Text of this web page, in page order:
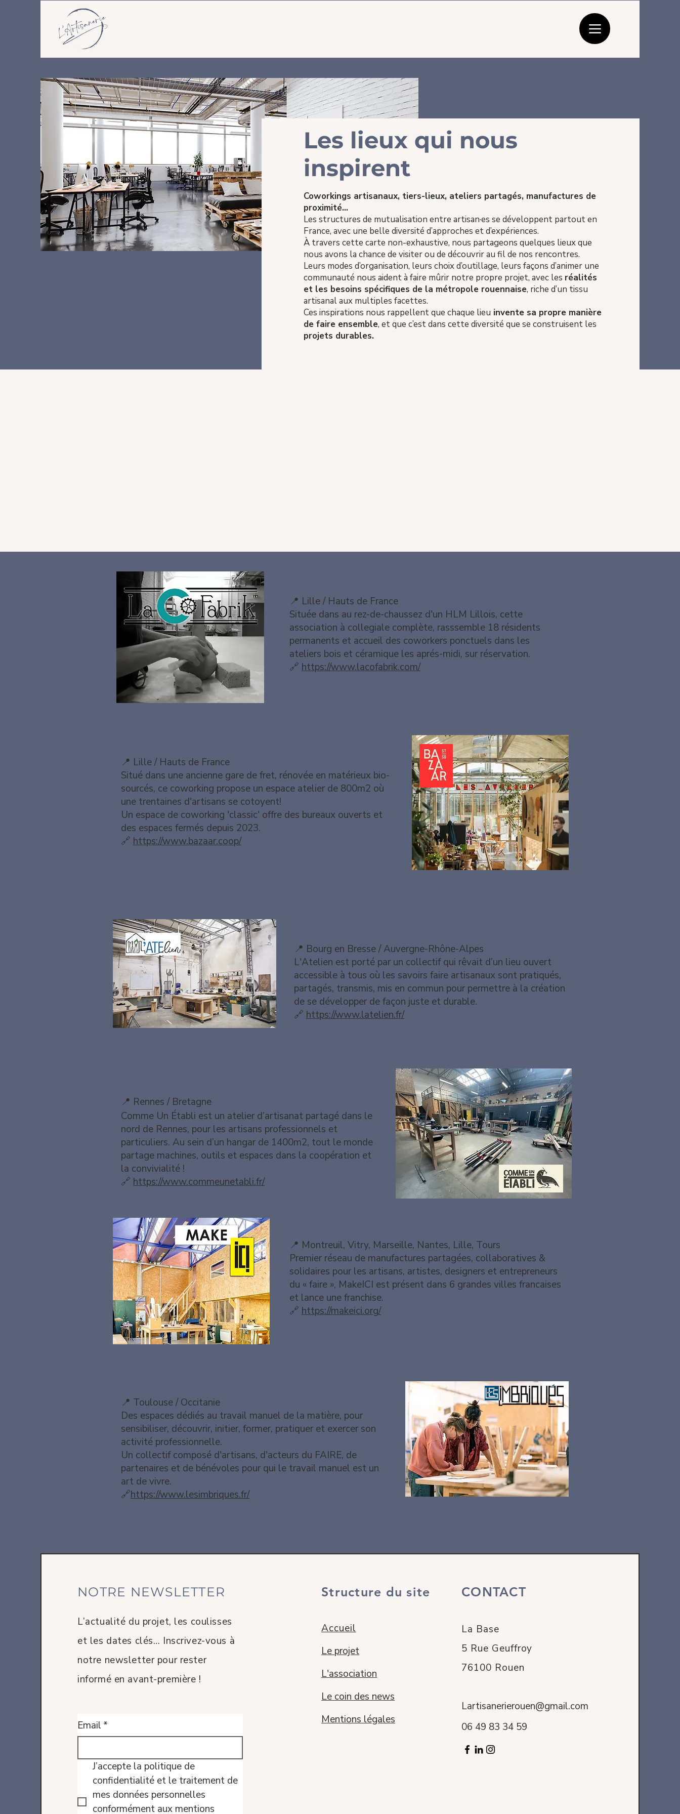
Les lieux qui nous
inspirent
Coworkings artisanaux, tiers-lieux, ateliers partagés, manufactures de
proximité...
Les structures de mutualisation entre artisan·es se développent partout en
France, avec une belle diversité d’approches et d’expériences.
À travers cette carte non-exhaustive, nous partageons quelques lieux que
nous avons la chance de visiter ou de découvrir au fil de nos rencontres.
Leurs modes d’organisation, leurs choix d’outillage, leurs façons d’animer une
communauté nous aident à faire mûrir notre propre projet, avec les réalités
et les besoins spécifiques de la métropole rouennaise, riche d’un tissu
artisanal aux multiples facettes.
Ces inspirations nous rappellent que chaque lieu invente sa propre manière
de faire ensemble, et que c’est dans cette diversité que se construisent les
projets durables.
📍 Lille / Hauts de France
Située dans au rez-de-chaussez d'un HLM Lillois, cette
association à collegiale complète, rasssemble 18 résidents
permanents et accueil des coworkers ponctuels dans les
ateliers bois et céramique les aprés-midi, sur réservation.
🔗 https://www.lacofabrik.com/
📍 Lille / Hauts de France
Situé dans une ancienne gare de fret, rénovée en matérieux bio-
sourcés, ce coworking propose un espace atelier de 800m2 où
une trentaines d'artisans se cotoyent!
Un espace de coworking 'classic' offre des bureaux ouverts et
des espaces fermés depuis 2023.
🔗 ​https://www.bazaar.coop/
📍 Bourg en Bresse/ Auvergne-Rhône-Alpes
L'Atelien est porté par un collectif qui rêvait d’un lieu ouvert
accessible à tous où les savoirs faire artisanaux sont pratiqués,
partagés, transmis, mis en commun pour permettre à la création
de se développer de façon juste et durable.
🔗 https://www.latelien.fr/
📍 Rennes / Bretagne
Comme Un Établi est un atelier d’artisanat partagé dans le
nord de Rennes, pour les artisans professionnels et
particuliers. Au sein d’un hangar de 1400m2, tout le monde
partage machines, outils et espaces dans la coopération et
la convivialité !
🔗 https://www.commeunetabli.fr/
📍 Montreuil, Vitry, Marseille, Nantes, Lille, Tours
Premier réseau de manufactures partagées, collaboratives &
solidaires pour les artisans, artistes, designers et entrepreneurs
du « faire », MakeICI est présent dans 6 grandes villes francaises
et lance une franchise.
🔗 https://makeici.org/
📍 Toulouse/ Occitanie
Des espaces dédiés au travail manuel de la matière, pour
sensibiliser, découvrir, initier, former, pratiquer et exercer son
activité professionnelle.
Un collectif composé d'artisans, d'acteurs du FAIRE, de
partenaires et de bénévoles pour qui le travail manuel est un
art de vivre.
🔗https://www.lesimbriques.fr/
NOTRE NEWSLETTER
L’actualité du projet, les coulisses
et les dates clés… Inscrivez-vous à
notre newsletter pour rester
informé en avant-première !
Email *
J’accepte la politique de
confidentialité et le traitement de
mes données personnelles
conformément aux mentions
Structure du site
Accueil
Le projet
L'association
Le coin des news
Mentions légales
CONTACT
La Base
5 Rue Geuffroy
76100 Rouen
Lartisanerierouen@gmail.com
06 49 83 34 59